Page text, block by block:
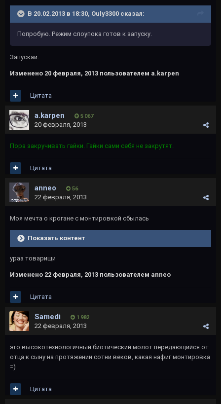
В 20.02.2013 в 18:30, Ouly3300 сказал:
Попробую. Режим слоупока готов к запуску.
Запускай.
Изменено 20 февраля, 2013 пользователем a.karpen
Цитата
a.karpen 5 067
20 февраля, 2013
Пора закручивать гайки. Гайки сами себя не закрутят.
Цитата
anneo 56
22 февраля, 2013
Моя мечта о крогане с монтировкой сбылась
Показать контент
ураа товарищи
Изменено 22 февраля, 2013 пользователем anneo
Цитата
Samedi 1 982
22 февраля, 2013
это высокотехнологичный биотический молот передающийся от
отца к сыну на протяжении сотни веков, какая нафиг монтировка
=)
Цитата